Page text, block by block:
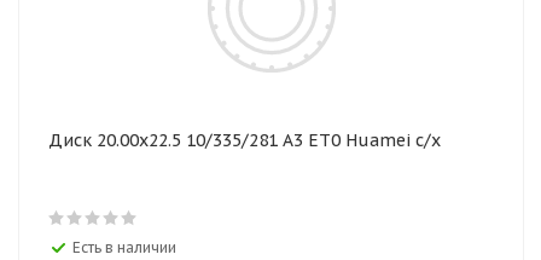
Диск 20.00х22.5 10/335/281 А3 ЕТ0 Huamei с/х
Есть в наличии